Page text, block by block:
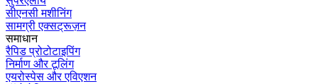
सीएनसी मशीनिंग
सामग्री एक्सट्रूज़न
समाधान
रैपिड प्रोटोटाइपिंग
निर्माण और टूलिंग
एयरोस्पेस और एविएशन